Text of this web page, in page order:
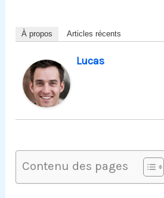
À propos Articles récents
Lucas
Contenu des pages